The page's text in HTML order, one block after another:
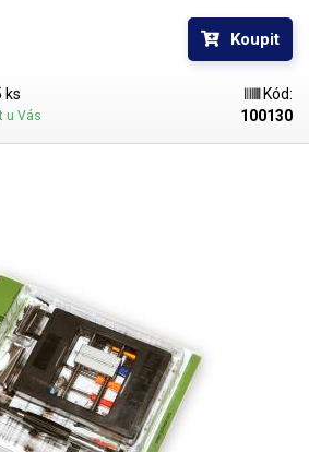
flux pasty.
Koupit
ks
u Vás
Kód:
100130